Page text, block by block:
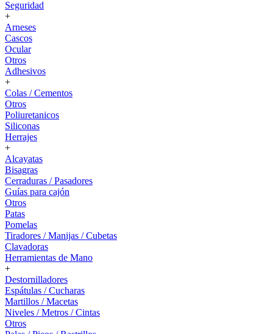
Seguridad
+
Arneses
Cascos
Ocular
Otros
Adhesivos
+
Colas / Cementos
Otros
Poliuretanicos
Siliconas
Herrajes
+
Alcayatas
Bisagras
Cerraduras / Pasadores
Guías para cajón
Otros
Patas
Pomelas
Tiradores / Manijas / Cubetas
Clavadoras
Herramientas de Mano
+
Destornilladores
Espátulas / Cucharas
Martillos / Macetas
Niveles / Metros / Cintas
Otros